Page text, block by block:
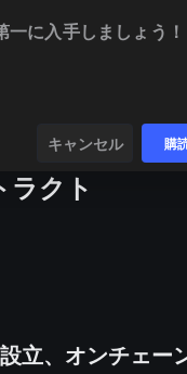
ラクト
立、オンチェー
一に入手しましょう！
キャンセル 購